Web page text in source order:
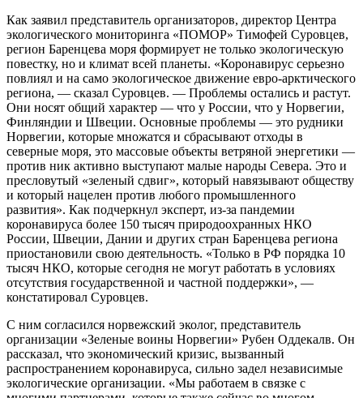
Как заявил представитель организаторов, директор Центра
экологического мониторинга «ПОМОР» Тимофей Суровцев,
регион Баренцева моря формирует не только экологическую
повестку, но и климат всей планеты. «Коронавирус серьезно
повлиял и на само экологическое движение евро-арктического
региона, — сказал Суровцев. — Проблемы остались и растут.
Они носят общий характер — что у России, что у Норвегии,
Финляндии и Швеции. Основные проблемы — это рудники
Норвегии, которые множатся и сбрасывают отходы в
северные моря, это массовые объекты ветряной энергетики —
против ник активно выступают малые народы Севера. Это и
пресловутый «зеленый сдвиг», который навязывают обществу
и который нацелен против любого промышленного
развития». Как подчеркнул эксперт, из-за пандемии
коронавируса более 150 тысяч природоохранных НКО
России, Швеции, Дании и других стран Баренцева региона
приостановили свою деятельность. «Только в РФ порядка 10
тысяч НКО, которые сегодня не могут работать в условиях
отсутствия государственной и частной поддержки», —
констатировал Суровцев.
С ним согласился норвежский эколог, представитель
организации «Зеленые воины Норвегии» Рубен Оддекалв. Он
рассказал, что экономический кризис, вызванный
распространением коронавируса, сильно задел независимые
экологические организации. «Мы работаем в связке с